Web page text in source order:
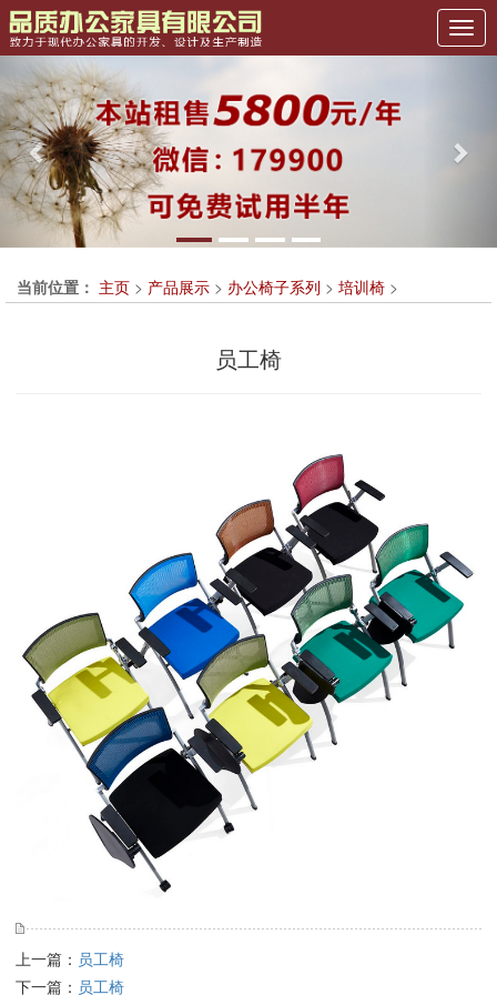
Previous
当前位置： 主页 > 产品展示 > 办公椅子系列 > 培训椅 >
员工椅
上一篇： 员工椅
下一篇： 员工椅